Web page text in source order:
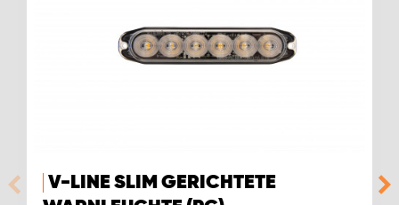
V-LINE SLIM GERICHTETE